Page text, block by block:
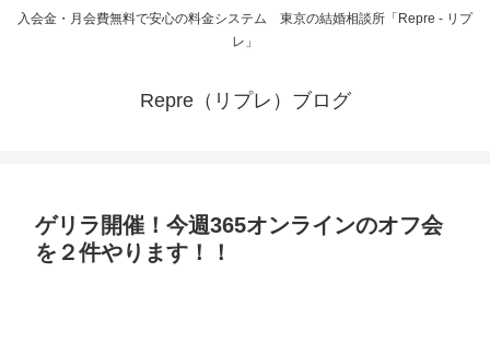
入会金・月会費無料で安心の料金システム 東京の結婚相談所「Repre - リプ
レ」
Repre（リプレ）ブログ
ゲリラ開催！今週365オンラインのオフ会
を２件やります！！